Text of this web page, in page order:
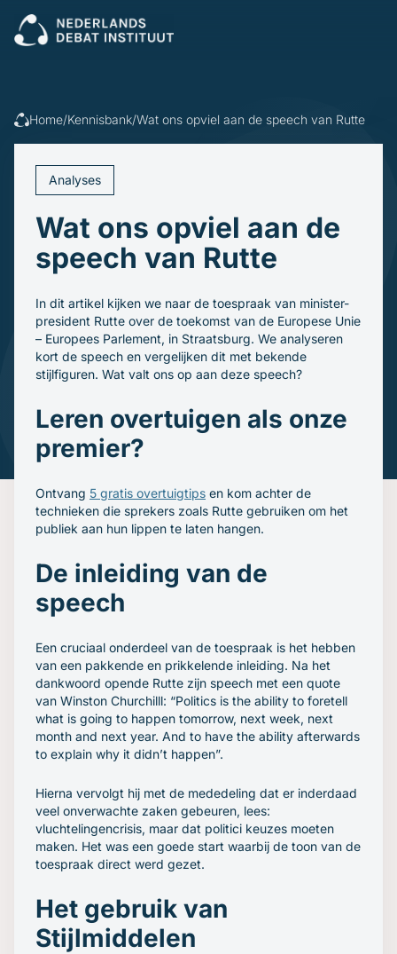
Open cursus
Incompany
Politiek
Dagvoorzitters
Debatleiders
Dagvoorzitters
Voor wie
Overheid
Bedrijfsleven
Politiek en gemeenten
Brancheverenigingen
Ondernemingsraden
Kennisbank
Blogs en video's
Downloads
Ons verhaal
Ons team
Inschrijven
Contact
Home/Kennisbank/Wat ons opviel aan de speech van Rutte
Analyses
Wat ons opviel aan de
speech van Rutte
In dit artikel kijken we naar de toespraak van minister-
president Rutte over de toekomst van de Europese Unie
– Europees Parlement, in Straatsburg. We analyseren
kort de speech en vergelijken dit met bekende
stijlfiguren. Wat valt ons op aan deze speech?
Leren overtuigen als onze
premier?
Ontvang 5 gratis overtuigtips en kom achter de
technieken die sprekers zoals Rutte gebruiken om het
publiek aan hun lippen te laten hangen.
De inleiding van de
speech
Een cruciaal onderdeel van de toespraak is het hebben
van een pakkende en prikkelende inleiding. Na het
dankwoord opende Rutte zijn speech met een quote
van Winston Churchilll: “Politics is the ability to foretell
what is going to happen tomorrow, next week, next
month and next year. And to have the ability afterwards
to explain why it didn’t happen”.
Hierna vervolgt hij met de mededeling dat er inderdaad
veel onverwachte zaken gebeuren, lees:
vluchtelingencrisis, maar dat politici keuzes moeten
maken. Het was een goede start waarbij de toon van de
toespraak direct werd gezet.
Het gebruik van
Stijlmiddelen